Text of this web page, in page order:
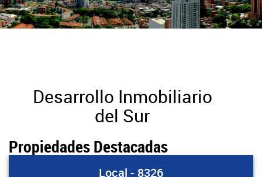
Desarrollo Inmobiliario
del Sur
Propiedades Destacadas
Local - 8326